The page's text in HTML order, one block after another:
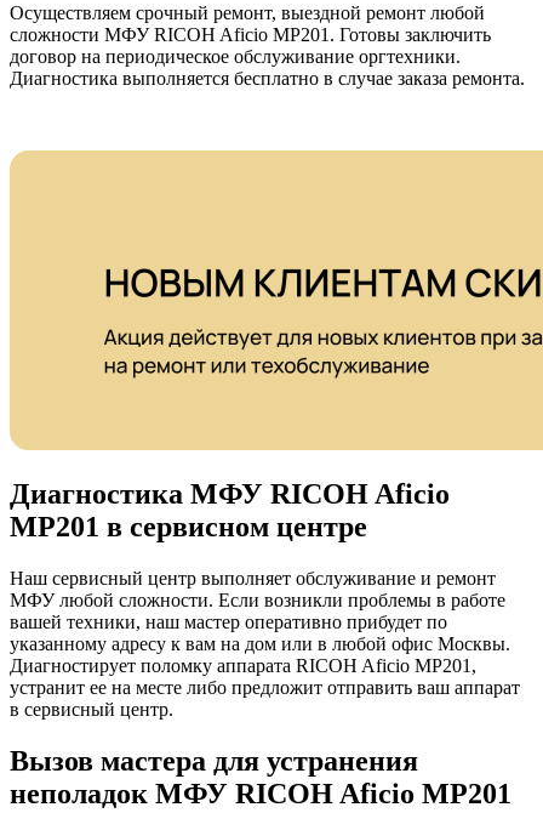
Осуществляем срочный ремонт, выездной ремонт любой
сложности МФУ RICOH Aficio MP201. Готовы заключить
договор на периодическое обслуживание оргтехники.
Диагностика выполняется бесплатно в случае заказа ремонта.
Диагностика МФУ RICOH Aficio
MP201 в сервисном центре
Наш сервисный центр выполняет обслуживание и ремонт
МФУ любой сложности. Если возникли проблемы в работе
вашей техники, наш мастер оперативно прибудет по
указанному адресу к вам на дом или в любой офис Москвы.
Диагностирует поломку аппарата RICOH Aficio MP201,
устранит ее на месте либо предложит отправить ваш аппарат
в сервисный центр.
Вызов мастера для устранения
неполадок МФУ RICOH Aficio MP201